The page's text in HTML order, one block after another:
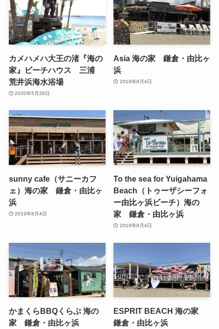
カメハメハ大王の渚『海の
家』ビーチハウス 三浦
荒井浜海水浴場
2020年5月29日
Asia 海の家 鎌倉・由比ヶ
浜
2019年8月4日
sunny cafe（サニーカフ
ェ）海の家 鎌倉・由比ヶ
浜
2019年8月4日
To the sea for Yuigahama
Beach（トゥーザシーフォ
ー由比ヶ浜ビーチ）海の
家 鎌倉・由比ヶ浜
2019年8月4日
かまくらBBQくらぶ 海の
家 鎌倉・由比ヶ浜
ESPRIT BEACH 海の家
鎌倉・由比ヶ浜